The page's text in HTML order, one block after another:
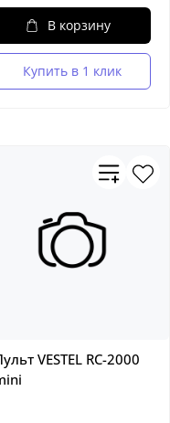
В корзину
Купить в 1 клик
VESTEL RC-2000